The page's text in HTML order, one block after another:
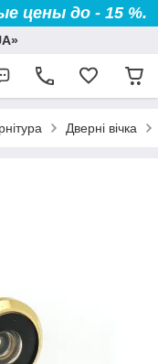
цены до - 15 %.
Дверні вічка